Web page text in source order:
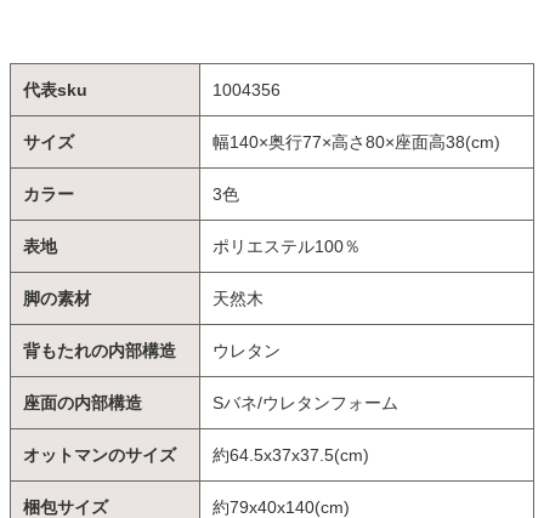
代表sku 1004356
サイズ 幅140×奥行77×高さ80×座面高38(cm)
カラー 3色
表地 ポリエステル100％
脚の素材 天然木
背もたれの内部構造 ウレタン
座面の内部構造 Sバネ/ウレタンフォーム
オットマンのサイズ 約64.5x37x37.5(cm)
梱包サイズ 約79x40x140(cm)